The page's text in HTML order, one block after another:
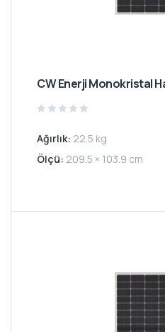
CW Enerji Monokristal
out
of
5
Ağırlık: 22.5 kg
Ölçü: 209.5 × 103.9 cm